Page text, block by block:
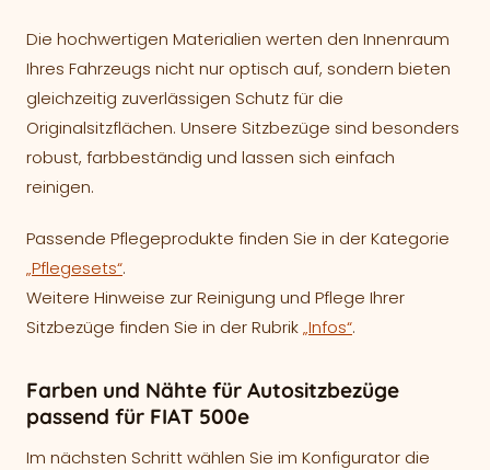
Die hochwertigen Materialien werten den Innenraum
Ihres Fahrzeugs nicht nur optisch auf, sondern bieten
gleichzeitig zuverlässigen Schutz für die
Originalsitzflächen. Unsere Sitzbezüge sind besonders
robust, farbbeständig und lassen sich einfach
reinigen.
Passende Pflegeprodukte finden Sie in der Kategorie
„Pflegesets“.
Weitere Hinweise zur Reinigung und Pflege Ihrer
Sitzbezüge finden Sie in der Rubrik„Infos“.
Farben und Nähte für Autositzbezüge
passend für FIAT 500e
Im nächsten Schritt wählen Sie im Konfigurator die